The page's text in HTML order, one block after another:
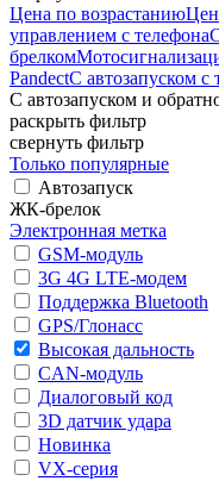
Цена по возрастанию
управлением с телефона
брелком
PandectС автозапуском с
С автозапуском и
раскрыть фильтр
свернуть фильтр
Только популярные
Автозапуск
ЖК-брелок
Электронная метка
GSM-модуль
3G 4G LTE-модем
Поддержка Bluetooth
GPS/Глонасс
Высокая дальность
CAN-модуль
Диалоговый код
3D датчик удара
Новинка
VX-серия